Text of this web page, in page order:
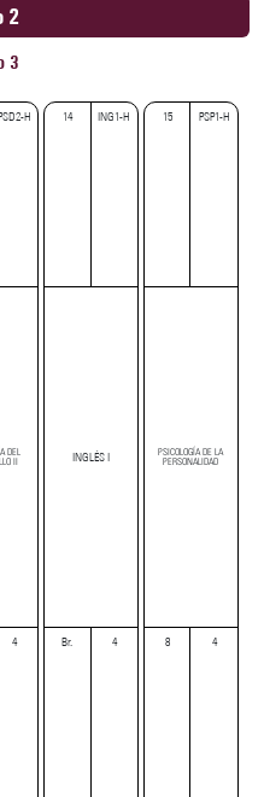
2
3
H
DEL
II
4
14 ING1-H
INGLÉS I
Br. 4
15 PSP1-H
PSICOLOGÍA DE LA
PERSONALIDAD
8 4